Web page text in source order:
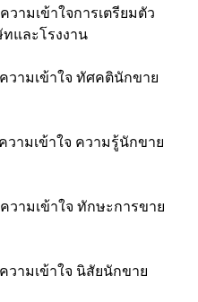
ามเข้าใจการเตรียมตัว
และโรงงาน
วามเข้าใจ ทัศคตินักขาย
วามเข้าใจ ความรู้นักขาย
วามเข้าใจ ทักษะการขาย
วามเข้าใจ นิสัยนักขาย